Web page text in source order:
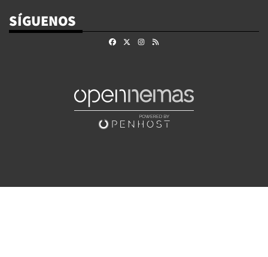
SÍGUENOS
FacebookInstagram